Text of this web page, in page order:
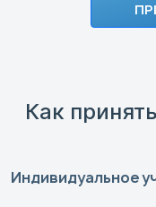
Как
Индивидуальное